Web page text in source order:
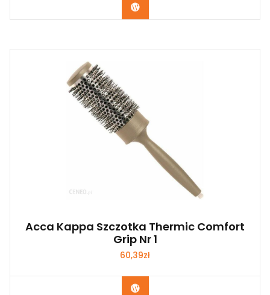
Zobacz
Acca Kappa Szczotka Thermic Comfort
Grip Nr 1
60,39zł
Zobacz